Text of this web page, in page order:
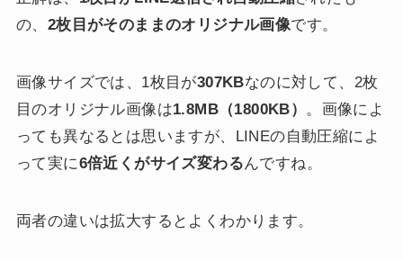
の、 2枚目がそのままのオリジナル画像です。
画像サイズでは、1枚目が307KBなのに対して、2枚
目のオリジナル画像は1.8MB（1800KB） 。画像によ
っても異なるとは思いますが、LINEの自動圧縮によ
って実に6倍近くがサイズ変わるんですね。
両者の違いは拡大するとよくわかります。